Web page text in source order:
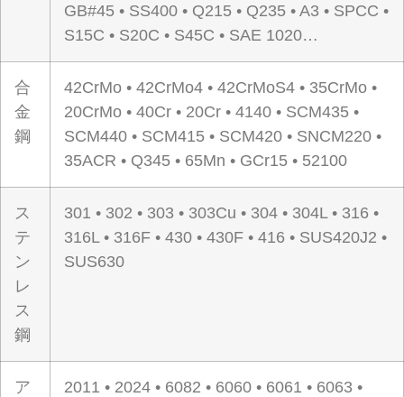
GB#45 • SS400 • Q215 • Q235 • A3 • SPCC •
S15C • S20C • S45C • SAE 1020…
合
金
鋼
42CrMo • 42CrMo4 • 42CrMoS4 • 35CrMo •
20CrMo • 40Cr • 20Cr • 4140 • SCM435 •
SCM440 • SCM415 • SCM420 • SNCM220 •
35ACR • Q345 • 65Mn • GCr15 • 52100
ス
テ
ン
レ
ス
鋼
301 • 302 • 303 • 303Cu • 304 • 304L • 316 •
316L • 316F • 430 • 430F • 416 • SUS420J2 •
SUS630
ア
2011 • 2024 • 6082 • 6060 • 6061 • 6063 •